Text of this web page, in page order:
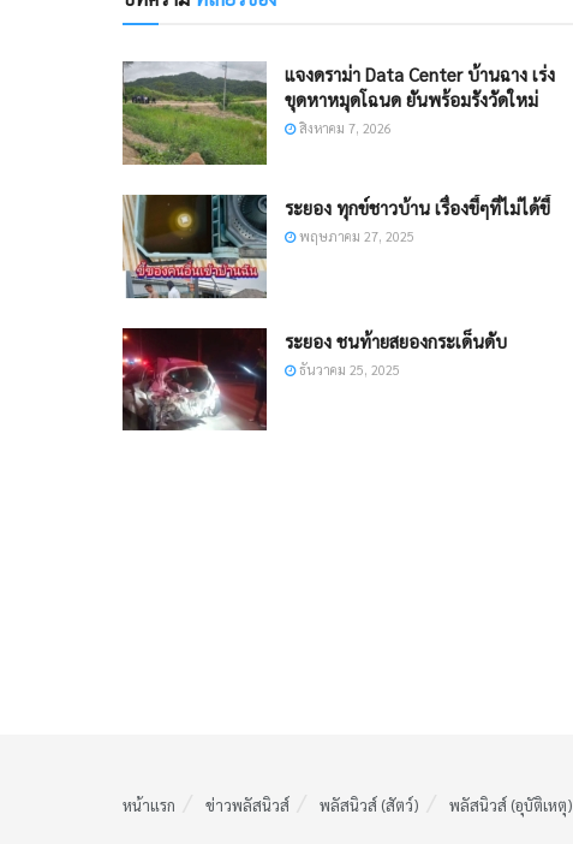
แจงดราม่า Data Center บ้านฉาง เร่ง
ขุดหาหมุดโฉนด ยันพร้อมรังวัดใหม่
สิงหาคม 7, 2026
ระยอง ทุกข์ชาวบ้าน เรื่องขี้ๆที่ไม่ได้ขี้
พฤษภาคม 27, 2025
ระยอง ชนท้ายสยองกระเด็นดับ
ธันวาคม 25, 2025
หน้าแรก ข่าวพลัสนิวส์ พลัสนิวส์ (สัตว์) พลัสนิวส์ (อุบัติเหตุ)